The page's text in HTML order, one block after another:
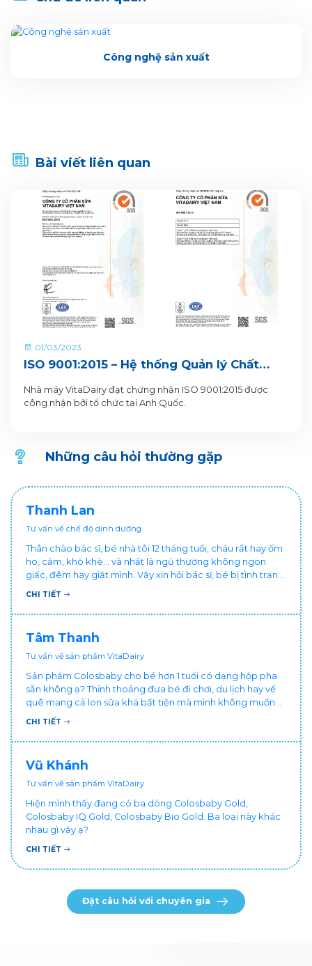
Công nghệ sản xuất
Bài viết liên quan
01/03/2023
ISO 9001:2015 – Hệ thống Quản lý Chất
Nhà máy VitaDairy đạt chứng nhận ISO 9001:2015 được
công nhận bởi tổ chức tại Anh Quốc.
Những câu hỏi thường gặp
Thanh Lan
Tư vấn về chế độ dinh dưỡng
Thân chào bác sĩ, bé nhà tôi 12 tháng tuổi, cháu rất hay ốm
ho, cảm, khò khè... và nhất là ngủ thường không ngon
giấc, đêm hay giật mình. Vậy xin hỏi bác sĩ, bé bị tình trạng
vậy nên làm sao để con khỏe mạnh và ngủ ngon giấc hơn
chăm cháu hay ốm ạ?. Cảm ơn bác sĩ.
CHI TIẾT
Tâm Thanh
Tư vấn về sản phẩm VitaDairy
Sản phẩm Colosbaby cho bé hơn 1 tuổi có dạng hộp pha
sẵn không ạ? Thỉnh thoảng đưa bé đi chơi, du lịch hay về
quê mang cả lon sữa khá bất tiện mà mình không muốn
đổi cho bé dùng sữa tươi hộp khác sợ bé nạ sữa ảnh
CHI TIẾT
Vũ Khánh
Tư vấn về sản phẩm VitaDairy
Hiện mình thấy đang có ba dòng Colosbaby Gold,
Colosbaby IQ Gold, Colosbaby Bio Gold. Ba loại này khác
nhau gì vậy ạ?
CHI TIẾT
Đặt câu hỏi với chuyên gia